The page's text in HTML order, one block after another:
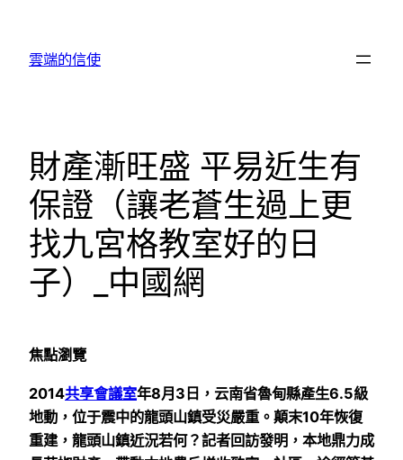
雲端的信使
財產漸旺盛 平易近生有
保證（讓老蒼生過上更
找九宮格教室好的日
子）_中國網
焦點瀏覽
2014共享會議室年8月3日，云南省魯甸縣產生6.5級
地動，位于震中的龍頭山鎮受災嚴重。顛末10年恢復
重建，龍頭山鎮近況若何？記者回訪發明，本地鼎力成